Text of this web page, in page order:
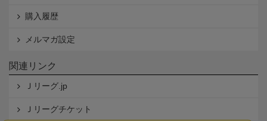
購入履歴
メルマガ設定
関連リンク
Ｊリーグ.jp
Ｊリーグチケット